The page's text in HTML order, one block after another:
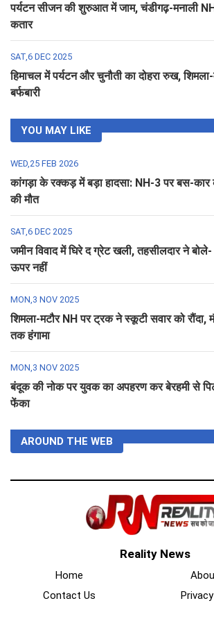
पर्यटन सीजन की शुरुआत में जाम, चंडीगढ़-मनाली
कतार
SAT,6 DEC 2025
हिमाचल में पर्यटन और चुनौती का दोहरा रुख, शिमला-
बर्फबारी
YOU MAY LIKE
WED,25 FEB 2026
कांगड़ा के रक्कड़ में बड़ा हादसा: NH-3 पर बस-कार
की मौत
SAT,6 DEC 2025
जमीन विवाद में घिरे द ग्रेट खली, तहसीलदार ने
ऊपर नहीं
MON,3 NOV 2025
शिमला-मटौर NH पर ट्रक ने स्कूटी सवार को रौंदा,
तक हंगामा
MON,3 NOV 2025
बंदूक की नोक पर युवक का अपहरण कर बेरहमी से
फेंका
AROUND THE WEB
Reality News
Home
Contact Us